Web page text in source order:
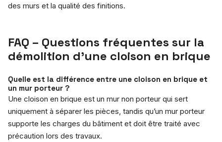
des murs et la qualité des finitions.
FAQ – Questions fréquentes sur la
démolition d’une cloison en brique
Quelle est la différence entre une cloison en brique et
un mur porteur ?
Une cloison en brique est un mur non porteur qui sert
uniquement à séparer les pièces, tandis qu’un mur porteur
supporte les charges du bâtiment et doit être traité avec
précaution lors des travaux.